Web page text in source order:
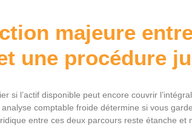
majeure
une procédure
si l’actif disponible peut encore couvrir
comptable froide détermine si vous
entre ces deux parcours reste étanche et